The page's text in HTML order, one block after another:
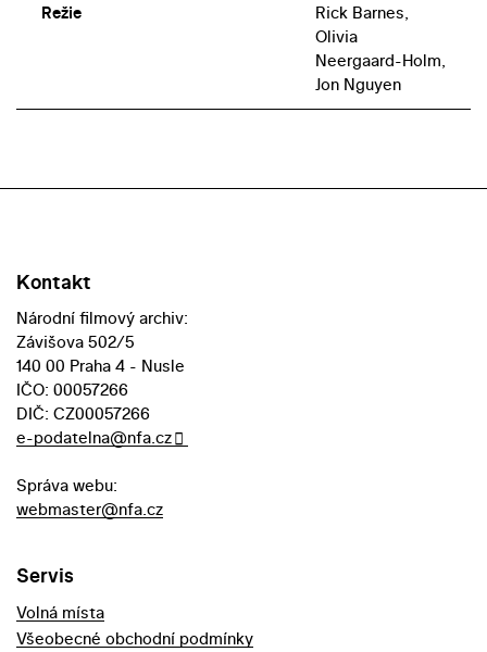
Režie
Rick Barnes,
Olivia
Neergaard-Holm,
Jon Nguyen
Kontakt
Národní filmový archiv:
Závišova 502/5
140 00 Praha 4 - Nusle
IČO: 00057266
DIČ: CZ00057266
e-podatelna@nfa.cz
Správa webu:
webmaster@nfa.cz
Servis
Volná místa
Všeobecné obchodní podmínky